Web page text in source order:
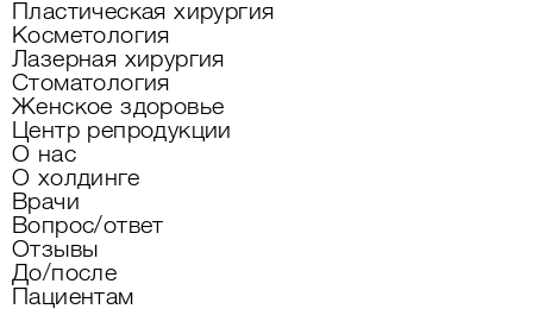
Пластическая хирургия
Косметология
Лазерная хирургия
Стоматология
Женское здоровье
Центр репродукции
О нас
О холдинге
Врачи
Вопрос/ответ
Отзывы
До/после
Пациентам